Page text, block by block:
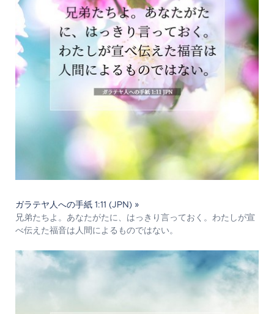
ガラテヤ人への手紙 1:11 (JPN) »
兄弟たちよ。あなたがたに、はっきり言っておく。わたしが宣
べ伝えた福音は人間によるものではない。